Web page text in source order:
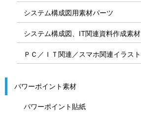
システム構成図用素材パーツ
システム構成図、IT関連資料作成素材
ＰＣ／ＩＴ関連／スマホ関連イラスト
パワーポイント素材
パワーポイント貼紙